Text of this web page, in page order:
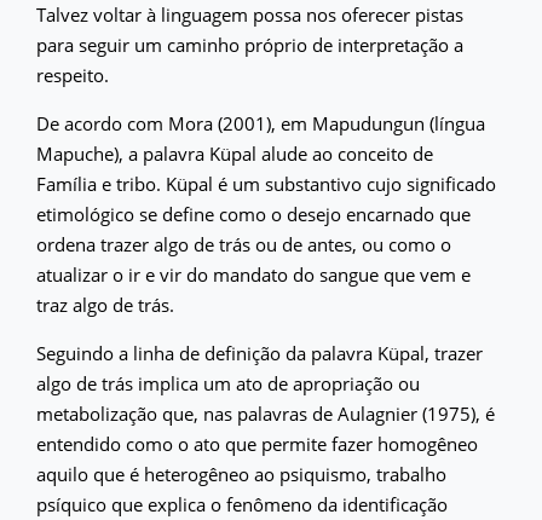
Talvez voltar à linguagem possa nos oferecer pistas
para seguir um caminho próprio de interpretação a
respeito.
De acordo com Mora (2001), em Mapudungun (língua
Mapuche), a palavra Küpal alude ao conceito de
Família e tribo. Küpal é um substantivo cujo significado
etimológico se define como o desejo encarnado que
ordena trazer algo de trás ou de antes, ou como o
atualizar o ir e vir do mandato do sangue que vem e
traz algo de trás.
Seguindo a linha de definição da palavra Küpal, trazer
algo de trás implica um ato de apropriação ou
metabolização que, nas palavras de Aulagnier (1975), é
entendido como o ato que permite fazer homogêneo
aquilo que é heterogêneo ao psiquismo, trabalho
psíquico que explica o fenômeno da identificação